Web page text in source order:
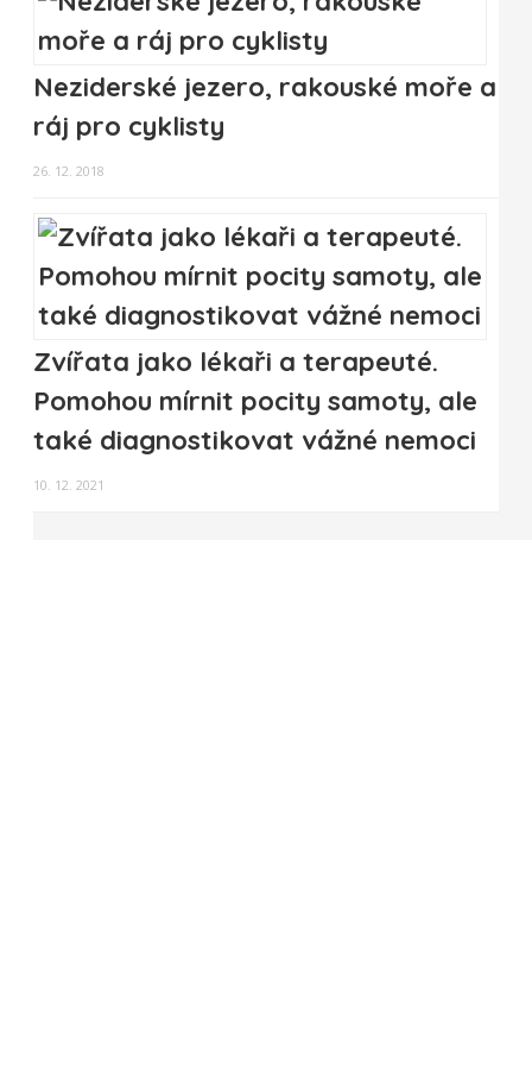
Neziderské jezero, rakouské moře a
ráj pro cyklisty
26. 12. 2018
Zvířata jako lékaři a terapeuté.
Pomohou mírnit pocity samoty, ale
také diagnostikovat vážné nemoci
10. 12. 2021